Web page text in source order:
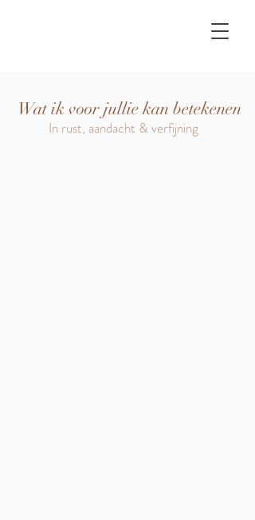
Wat ik voor jullie kan betekenen
In rust, aandacht & verfijning